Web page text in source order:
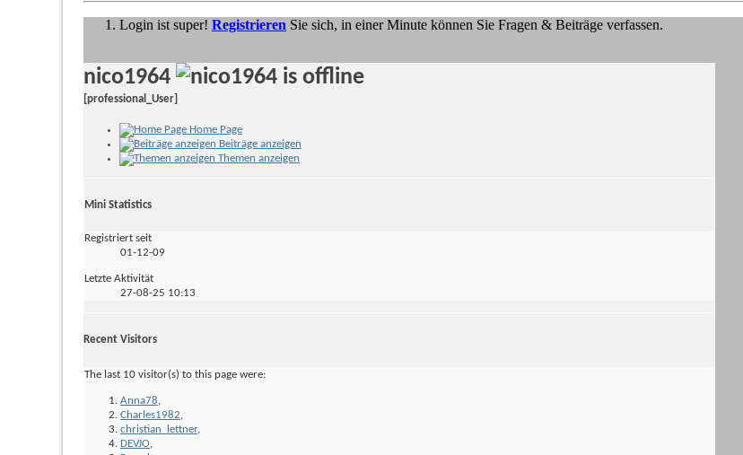
Login ist super! Registrieren Sie sich, in einer Minute können Sie Fragen & Beiträge verfassen.
nico1964
[professional_User]
Home Page
Beiträge anzeigen
Themen anzeigen
Mini Statistics
Registriert seit
01-12-09
Letzte Aktivität
27-08-25 10:13
Recent Visitors
The last 10 visitor(s) to this page were:
Anna78,
Charles1982,
christian_lettner,
DEVJO,